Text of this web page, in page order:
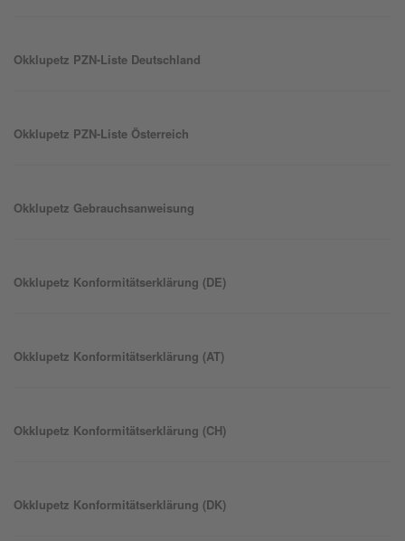
Okklupetz PZN-Liste Deutschland
Okklupetz PZN-Liste Österreich
Okklupetz Gebrauchsanweisung
Okklupetz Konformitätserklärung (DE)
Okklupetz Konformitätserklärung (AT)
Okklupetz Konformitätserklärung (CH)
Okklupetz Konformitätserklärung (DK)